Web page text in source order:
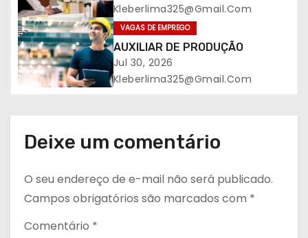
o
d
e
o
t
Kleberlima325@gmail.com
VAGAS DE EMPREGO
AUXILIAR DE PRODUÇÃO
Jul 30, 2026
Kleberlima325@gmail.com
Deixe um comentário
O seu endereço de e-mail não será publicado.
Campos obrigatórios são marcados com *
Comentário *